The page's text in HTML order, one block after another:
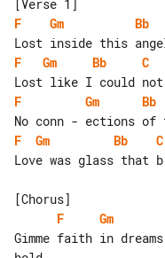
F
Gm Bb
F
Gm Bb
C
F
Gm Bb
F
Gm Bb
C
Love was glass that
F
Gm
Gimme faith in